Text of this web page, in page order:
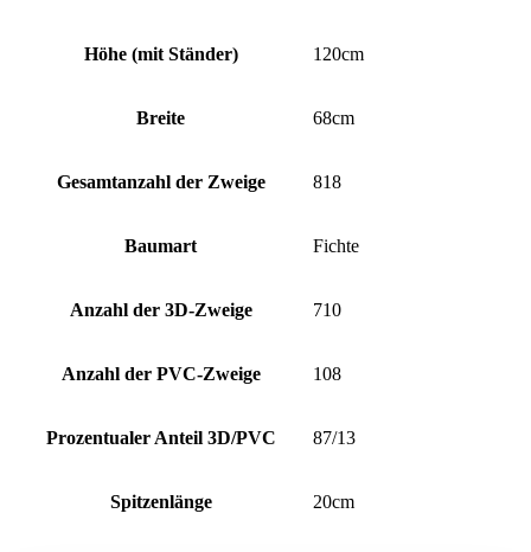
Höhe (mit Ständer) 120cm
Breite 68cm
Gesamtanzahl der Zweige 818
Baumart Fichte
Anzahl der 3D-Zweige 710
Anzahl der PVC-Zweige 108
Prozentualer Anteil 3D/PVC 87/13
Spitzenlänge 20cm